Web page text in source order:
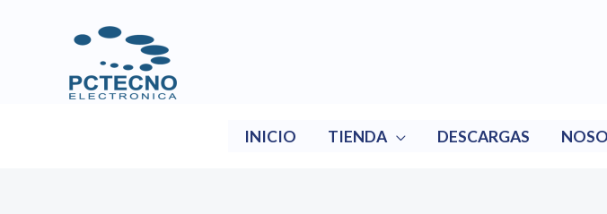
contenido
INICIO TIENDA DESCARGAS